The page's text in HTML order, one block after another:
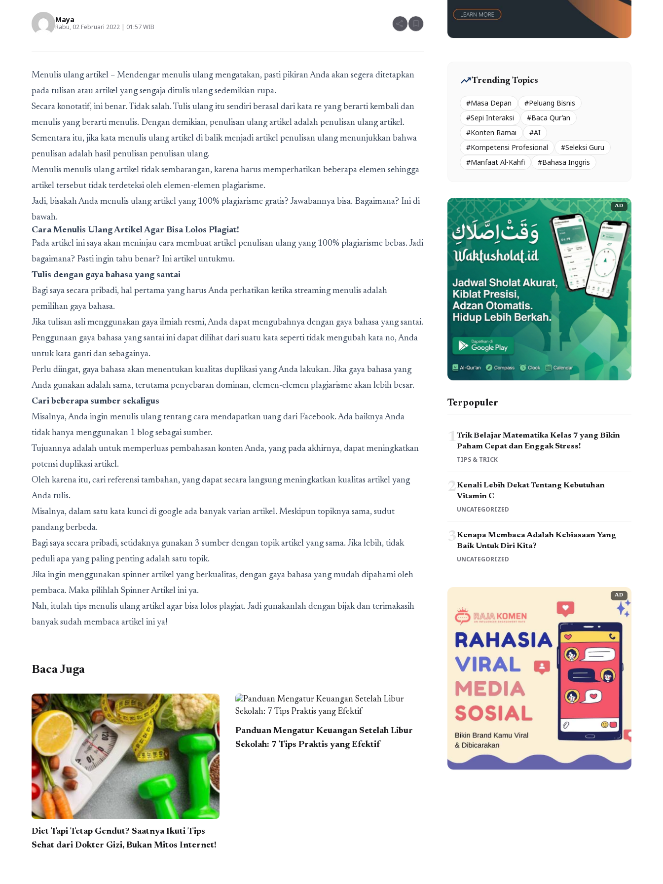
Maya
Rabu, 02 Februari 2022 | 01:57 WIB share bookmark
Menulis ulang artikel – Mendengar menulis ulang mengatakan, pasti pikiran Anda akan segera ditetapkan
pada tulisan atau artikel yang sengaja ditulis ulang sedemikian rupa.
Secara konotatif, ini benar. Tidak salah. Tulis ulang itu sendiri berasal dari kata re yang berarti kembali dan
menulis yang berarti menulis. Dengan demikian, penulisan ulang artikel adalah penulisan ulang artikel.
Sementara itu, jika kata menulis ulang artikel di balik menjadi artikel penulisan ulang menunjukkan bahwa
penulisan adalah hasil penulisan penulisan ulang.
Menulis menulis ulang artikel tidak sembarangan, karena harus memperhatikan beberapa elemen sehingga
artikel tersebut tidak terdeteksi oleh elemen-elemen plagiarisme.
Jadi, bisakah Anda menulis ulang artikel yang 100% plagiarisme gratis? Jawabannya bisa. Bagaimana? Ini di
bawah.
Cara Menulis Ulang Artikel Agar Bisa Lolos Plagiat!
Pada artikel ini saya akan meninjau cara membuat artikel penulisan ulang yang 100% plagiarisme bebas. Jadi
bagaimana? Pasti ingin tahu benar? Ini artikel untukmu.
Tulis dengan gaya bahasa yang santai
Bagi saya secara pribadi, hal pertama yang harus Anda perhatikan ketika streaming menulis adalah
pemilihan gaya bahasa.
Jika tulisan asli menggunakan gaya ilmiah resmi, Anda dapat mengubahnya dengan gaya bahasa yang santai.
Penggunaan gaya bahasa yang santai ini dapat dilihat dari suatu kata seperti tidak mengubah kata no, Anda
untuk kata ganti dan sebagainya.
Perlu diingat, gaya bahasa akan menentukan kualitas duplikasi yang Anda lakukan. Jika gaya bahasa yang
Anda gunakan adalah sama, terutama penyebaran dominan, elemen-elemen plagiarisme akan lebih besar.
Cari beberapa sumber sekaligus
Misalnya, Anda ingin menulis ulang tentang cara mendapatkan uang dari Facebook. Ada baiknya Anda
tidak hanya menggunakan 1 blog sebagai sumber.
Tujuannya adalah untuk memperluas pembahasan konten Anda, yang pada akhirnya, dapat meningkatkan
potensi duplikasi artikel.
Oleh karena itu, cari referensi tambahan, yang dapat secara langsung meningkatkan kualitas artikel yang
Anda tulis.
Misalnya, dalam satu kata kunci di google ada banyak varian artikel. Meskipun topiknya sama, sudut
pandang berbeda.
Bagi saya secara pribadi, setidaknya gunakan 3 sumber dengan topik artikel yang sama. Jika lebih, tidak
peduli apa yang paling penting adalah satu topik.
Jika ingin menggunakan spinner artikel yang berkualitas, dengan gaya bahasa yang mudah dipahami oleh
pembaca. Maka pilihlah Spinner Artikel ini ya.
Nah, itulah tips menulis ulang artikel agar bisa lolos plagiat. Jadi gunakanlah dengan bijak dan terimakasih
banyak sudah membaca artikel ini ya!
Baca Juga
Diet Tapi Tetap Gendut? Saatnya Ikuti Tips
Sehat dari Dokter Gizi, Bukan Mitos Internet!
Panduan Mengatur Keuangan Setelah Libur
Sekolah: 7 Tips Praktis yang Efektif
trending_upTrending Topics
#Masa Depan
#Peluang Bisnis
#Sepi Interaksi
#Baca Qur’an
#Konten Ramai
#AI
#Kompetensi Profesional
#Seleksi Guru
#Manfaat Al-Kahfi
#Bahasa Inggris
AD
Terpopuler
1Trik Belajar Matematika Kelas 7 yang Bikin
Paham Cepat dan Enggak Stress!
TIPS & TRICK
2Kenali Lebih Dekat Tentang Kebutuhan
Vitamin C
UNCATEGORIZED
3Kenapa Membaca Adalah Kebiasaan Yang
Baik Untuk Diri Kita?
UNCATEGORIZED
AD